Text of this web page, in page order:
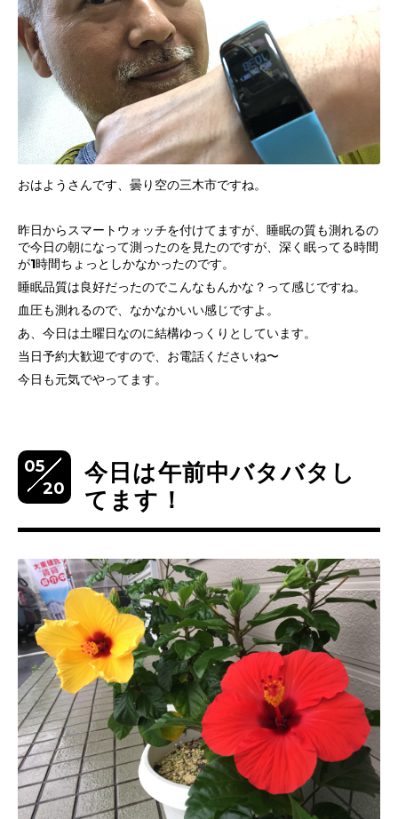
おはようさんです、曇り空の三木市ですね。
昨日からスマートウォッチを付けてますが、睡眠の質も測れるの
で今日の朝になって測ったのを見たのですが、深く眠ってる時間
が1時間ちょっとしかなかったのです。
睡眠品質は良好だったのでこんなもんかな？って感じですね。
血圧も測れるので、なかなかいい感じですよ。
あ、今日は土曜日なのに結構ゆっくりとしています。
当日予約大歓迎ですので、お電話くださいね〜
今日も元気でやってます。
05
20
今日は午前中バタバタし
てます！